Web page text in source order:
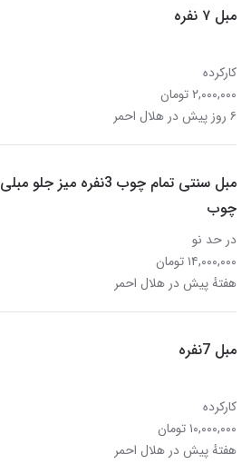
مبل ۷ نفره
کارکرده
۲,۰۰۰,۰۰۰ تومان
۶ روز پیش در هلال احمر
مبل سنتی تمام چوب 3نفره میز جلو مبلی
چوب
در حد نو
۱۴,۰۰۰,۰۰۰ تومان
هفتهٔ پیش در هلال احمر
مبل 7نفره
کارکرده
۱۰,۰۰۰,۰۰۰ تومان
هفتهٔ پیش در هلال احمر